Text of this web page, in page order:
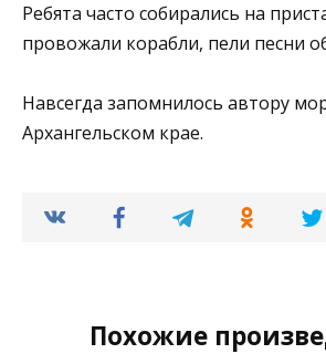
Ребята часто собирались на
провожали корабли, пели песни
Навсегда запомнилось автору
Архангельском крае.
Похожие